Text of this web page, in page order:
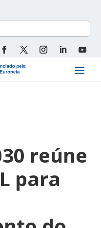
reúne
para